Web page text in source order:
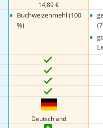
14,89 €
• Buchweizenmehl (100
%)
•
•
Deutschland